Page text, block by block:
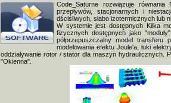
Code_Saturne rozwiązuje
przepływów, stacjonarnych i
dściśliwych, słabo izotermicznych lub
W systemie jest dostępnych Kilka
fizycznych dostępnych jako
półprzepuszczalny model transferu
modelowania efektu Joule'a, łuki
oddziaływanie rotor / stator dla maszyn hydraulicznych.
"Okienna".